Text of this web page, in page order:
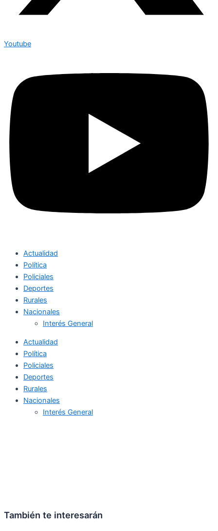
Youtube
Actualidad
Política
Policiales
Deportes
Rurales
Nacionales
Interés General
Actualidad
Política
Policiales
Deportes
Rurales
Nacionales
Interés General
También te interesarán